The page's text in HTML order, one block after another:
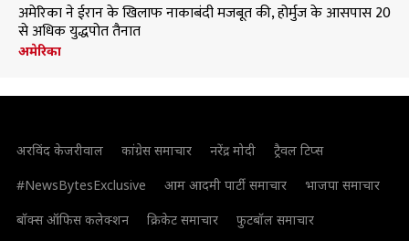
अमेरिका ने ईरान के खिलाफ नाकाबंदी मजबूत की, होर्मुज के आसपास 20
से अधिक युद्धपोत तैनात
अमेरिका
अरविंद केजरीवाल कांग्रेस समाचार नरेंद्र मोदी
ट्रैवल टिप्स
#NewsBytesExclusive
आम आदमी पार्टी समाचार
भाजपा समाचार
बॉक्स ऑफिस कलेक्शन
क्रिकेट समाचार फुटबॉल समाचार